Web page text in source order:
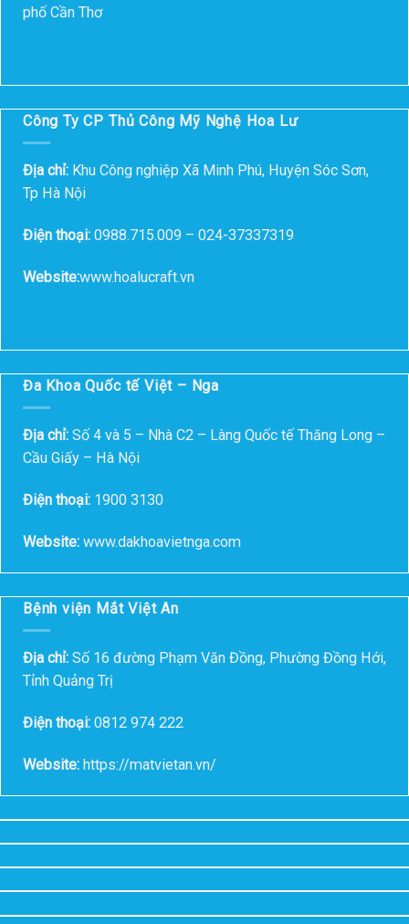
phố Cần Thơ
Công Ty CP Thủ Công Mỹ Nghệ Hoa Lư
Địa chỉ: Khu Công nghiệp Xã Minh Phú, Huyện Sóc Sơn,
Tp Hà Nội
Điện thoại: 0988.715.009 – 024-37337319
Website:www.hoalucraft.vn
Đa Khoa Quốc tế Việt – Nga
Địa chỉ: Số 4 và 5 – Nhà C2 – Làng Quốc tế Thăng Long –
Cầu Giấy – Hà Nội
Điện thoại: 1900 3130
Website: www.dakhoavietnga.com
Bệnh viện Mắt Việt An
Địa chỉ: Số 16 đường Phạm Văn Đồng, Phường Đồng Hới,
Tỉnh Quảng Trị
Điện thoại: 0812 974 222
Website: https://matvietan.vn/